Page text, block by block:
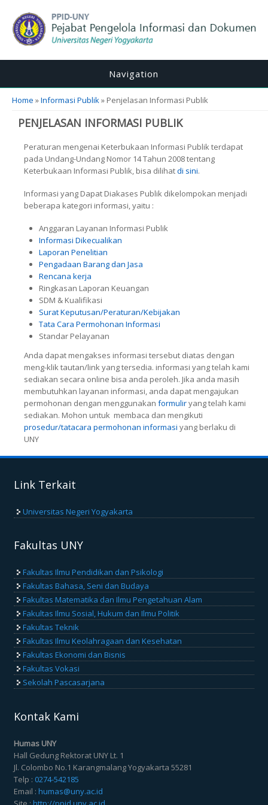
Navigation
You are here
Home »Informasi Publik» Penjelasan Informasi Publik
PENJELASAN INFORMASI PUBLIK
Peraturan mengenai Keterbukaan Informasi Publik terdapat
pada Undang-Undang Nomor 14 Tahun 2008 tentang
Keterbukaan Informasi Publik, bisa dilihatdi sini.
Informasi yang Dapat Diakases Publik dikelompokan menjadi
beberapa kategori informasi, yaitu :
Anggaran Layanan Informasi Publik
Informasi Dikecualikan
Laporan Penelitian
Pengadaan Barang dan Jasa
Rencana kerja
Ringkasan Laporan Keuangan
SDM & Kualifikasi
Surat Keputusan/Peraturan/Kebijakan
Tata Cara Permohonan Informasi
Standar Pelayanan
Anda dapat mengakses informasi tersebut diatas dengan
meng-klik tautan/link yang tersedia. informasi yang telah kami
sediakan secara online bisa anda peroleh. Jika anda masih
membutuhkan layanan informasi, anda dapat mengajukan
permohonan dengan menggunakan formuliryang telah kami
sediakan. Mohon untuk membaca dan mengikuti
prosedur/tatacara permohonan informasi yang berlaku di
UNY
Link Terkait
Universitas Negeri Yogyakarta
Fakultas UNY
Fakultas Ilmu Pendidikan dan Psikologi
Fakultas Bahasa, Seni dan Budaya
Fakultas Matematika dan Ilmu Pengetahuan Alam
Fakultas Ilmu Sosial, Hukum dan Ilmu Politik
Fakultas Teknik
Fakultas Ilmu Keolahragaan dan Kesehatan
Fakultas Ekonomi dan Bisnis
Fakultas Vokasi
Sekolah Pascasarjana
Kontak Kami
Humas UNY
Hall Gedung Rektorat UNY Lt. 1
Jl. Colombo No.1 Karangmalang Yogyakarta 55281
Telp : 0274-542185
Email :humas@uny.ac.id